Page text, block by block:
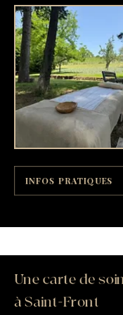
INFOS PRATIQUES
Une carte de
à Saint-Front